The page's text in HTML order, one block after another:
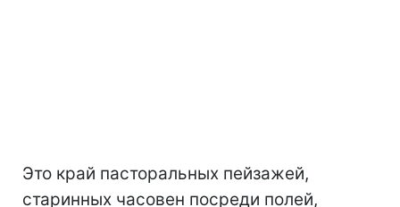
Это край пасторальных пейзажей,
старинных часовен посреди полей,